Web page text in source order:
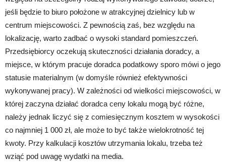
jeśli będzie to biuro położone w atrakcyjnej dzielnicy lub w
centrum miejscowości. Z pewnością zaś, bez względu na
lokalizację, warto zadbać o wysoki standard pomieszczeń.
Przedsiębiorcy oczekują skuteczności działania doradcy, a
miejsce, w którym pracuje doradca podatkowy sporo mówi o jego
statusie materialnym (w domyśle również efektywności
wykonywanej pracy). W zależności od wielkości miejscowości, w
której zaczyna działać doradca ceny lokalu mogą być różne,
należy jednak liczyć się z comiesięcznym kosztem w wysokości
co najmniej 1 000 zł, ale może to być także wielokrotność tej
kwoty. Przy kalkulacji kosztów utrzymania lokalu, trzeba też
wziąć pod uwagę wydatki na media.